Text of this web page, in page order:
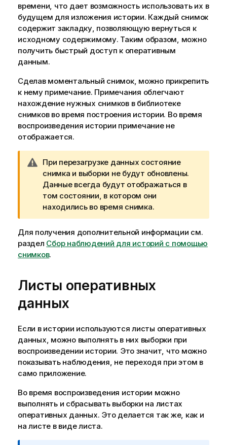
времени, что дает возможность использовать их в
будущем для изложения истории. Каждый снимок
содержит закладку, позволяющую вернуться к
исходному содержимому. Таким образом, можно
получить быстрый доступ к оперативным
данным.
Сделав моментальный снимок, можно прикрепить
к нему примечание. Примечания облегчают
нахождение нужных снимков в библиотеке
снимков во время построения истории. Во время
воспроизведения истории примечание не
отображается.
П
р
и
м
е
ч
а
н
и
п
е
у
п
р
е
ж
е
н
и
ю
При перезагрузке данных состояние
снимка и выборки не будут обновлены.
Данные всегда будут отображаться в
том состоянии, в котором они
находились во время снимка.
Для получения дополнительной информации см.
раздел Сбор наблюдений для историй с помощью
снимков.
Листы оперативных
данных
Если в истории используются листы оперативных
данных, можно выполнять в них выборки при
воспроизведении истории. Это значит, что можно
показывать наблюдения, не переходя при этом в
само приложение.
Во время воспроизведения истории можно
выполнять и сбрасывать выборки на листах
оперативных данных. Это делается так же, как и
на листе в виде листа.